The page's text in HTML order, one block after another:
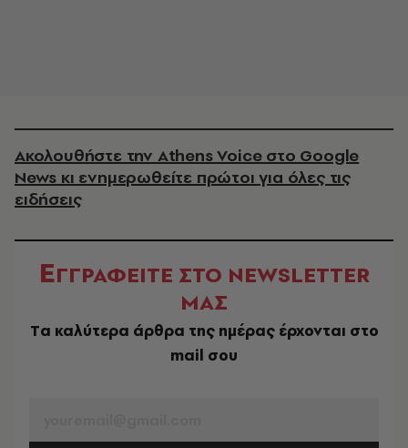
Ακολουθήστε την Athens Voice στο Google
News κι ενημερωθείτε πρώτοι για όλες τις
ειδήσεις
ΕΓΓΡΑΦΕΙΤΕ ΣΤΟ NEWSLETTER
ΜΑΣ
Tα καλύτερα άρθρα της ημέρας έρχονται στο
mail σου